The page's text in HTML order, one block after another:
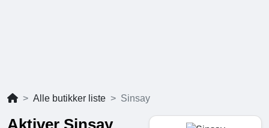
Alle butikker liste Sinsay